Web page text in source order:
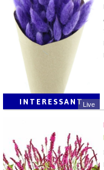
INTERESSANTLive
Wählen Sie